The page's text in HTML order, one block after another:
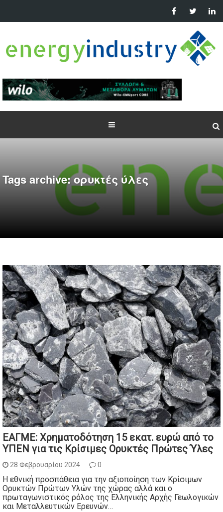
Tags archive: ορυκτές ύλες
ΕΑΓΜΕ: Χρηματοδότηση 15 εκατ. ευρώ από το
ΥΠΕΝ για τις Κρίσιμες Ορυκτές Πρώτες Ύλες
28 Φεβρουαρίου 2024 0
Η εθνική προσπάθεια για την αξιοποίηση των Κρίσιμων
Ορυκτών Πρώτων Υλών της χώρας αλλά και ο
πρωταγωνιστικός ρόλος της Ελληνικής Αρχής Γεωλογικών
και Μεταλλευτικών Ερευνών…